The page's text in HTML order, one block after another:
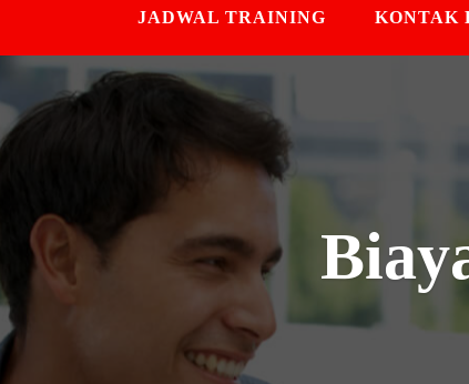
JADWAL TRAINING KONTAK